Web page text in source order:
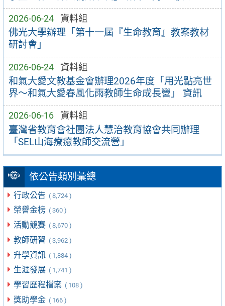
2026-06-24 資料組
佛光大學辦理「第十一屆『生命教育』教案教材
研討會」
2026-06-24 資料組
和氣大愛文教基金會辦理2026年度「用光點亮世
界～和氣大愛春風化雨教師生命成長營」 資訊
2026-06-16 資料組
臺灣省教育會社團法人慧治教育協會共同辦理
「SEL山海療癒教師交流營」
依公告類別彙總
行政公告 ( 8,724 )
榮譽金榜 ( 360 )
活動競賽 ( 8,670 )
教師研習 ( 3,962 )
升學資訊 ( 1,884 )
生涯發展 ( 1,741 )
學習歷程檔案 ( 108 )
獎助學金 ( 166 )